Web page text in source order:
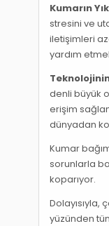
Kumarın
stresini ve
iletişimleri
yardım
denli büyük
erişim
dünyadan
Kumar
sorunlarla
koparıyor.
yüzünden